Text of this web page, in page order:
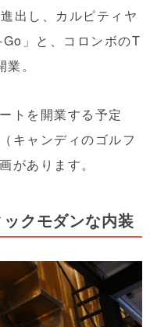
出し、カルピティヤ
」と、コロンボのT
。
トを開業する予定
キャンディのゴルフ
があります。
クモダンな内装